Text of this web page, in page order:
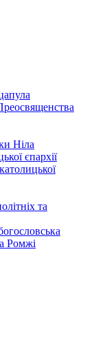
Ніла
єпархії
та
Ромжі